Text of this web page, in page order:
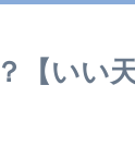
【いい